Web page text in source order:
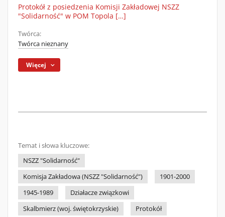
Protokół z posiedzenia Komisji Zakładowej NSZZ
"Solidarność" w POM Topola […]
Twórca:
Twórca nieznany
Więcej
Temat i słowa kluczowe:
NSZZ "Solidarność"
Komisja Zakładowa (NSZZ "Solidarność")
1901-2000
1945-1989
Działacze związkowi
Skalbmierz (woj. świętokrzyskie)
Protokół